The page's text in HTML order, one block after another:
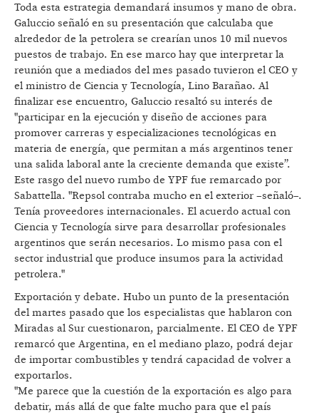
Toda esta estrategia demandará insumos y mano de obra.
Galuccio señaló en su presentación que calculaba que
alrededor de la petrolera se crearían unos 10 mil nuevos
puestos de trabajo. En ese marco hay que interpretar la
reunión que a mediados del mes pasado tuvieron el CEO y
el ministro de Ciencia y Tecnología, Lino Barañao. Al
finalizar ese encuentro, Galuccio resaltó su interés de
"participar en la ejecución y diseño de acciones para
promover carreras y especializaciones tecnológicas en
materia de energía, que permitan a más argentinos tener
una salida laboral ante la creciente demanda que existe”.
Este rasgo del nuevo rumbo de YPF fue remarcado por
Sabattella. "Repsol contraba mucho en el exterior –señaló–.
Tenía proveedores internacionales. El acuerdo actual con
Ciencia y Tecnología sirve para desarrollar profesionales
argentinos que serán necesarios. Lo mismo pasa con el
sector industrial que produce insumos para la actividad
petrolera."
Exportación y debate. Hubo un punto de la presentación
del martes pasado que los especialistas que hablaron con
Miradas al Sur cuestionaron, parcialmente. El CEO de YPF
remarcó que Argentina, en el mediano plazo, podrá dejar
de importar combustibles y tendrá capacidad de volver a
exportarlos.
"Me parece que la cuestión de la exportación es algo para
debatir, más allá de que falte mucho para que el país